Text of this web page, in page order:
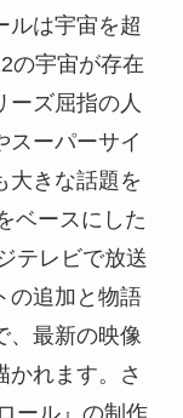
ルは宇宙を超
の宇宙が存在
ーズ屈指の人
スーパーサイ
大きな話題を
ベースにした
テレビで放送
の追加と物語
、最新の映像
かれます。さ
ール』の制作